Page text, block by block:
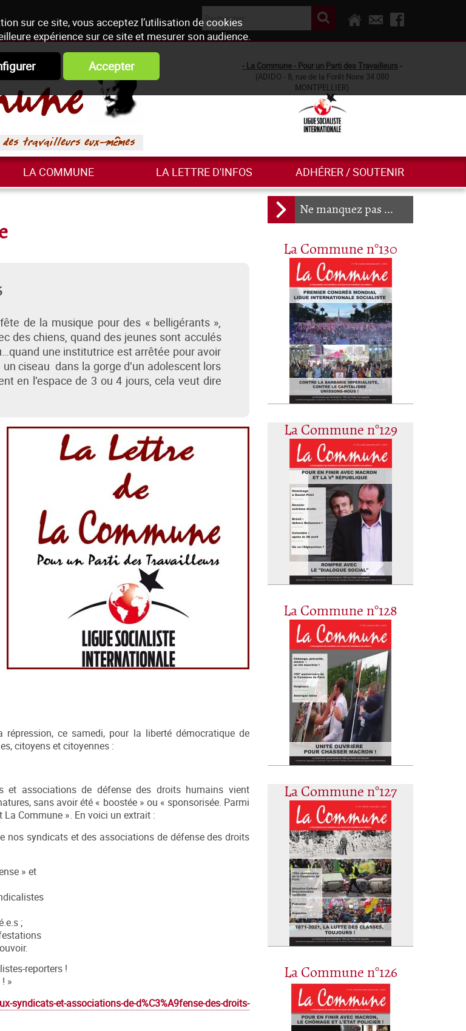
sur ce site, vous acceptez l’utilisation de cookies
expérience sur ce site et mesurer son audience.
Accepter - La Commune - Pour un Parti des Travailleurs -
(ADIDO - 8, rue de la Forêt Noire 34 080
MONTPELLIER)
LA COMMUNE LA LETTRE D'INFOS ADHÉRER / SOUTENIR
Ne manquez pas ...
La Commune n°130
La Commune n°129
La Commune n°128
La Commune n°127
La Commune n°126
de la musique pour des « belligérants »,
des chiens, quand des jeunes sont acculés
une institutrice est arrêtée pour avoir
ciseau dans la gorge d’un adolescent lors
en l’espace de 3 ou 4 jours, cela veut dire
répression, ce samedi, pour la liberté démocratique de
citoyens et citoyennes :
et associations de défense des droits humains vient
sans avoir été « boostée » ou « sponsorisée. Parmi
Commune ». En voici un extrait :
nos syndicats et des associations de défense des droits
» et
;
reporters !
»
syndicats-et-associations-de-d%C3%A9fense-des-droits-